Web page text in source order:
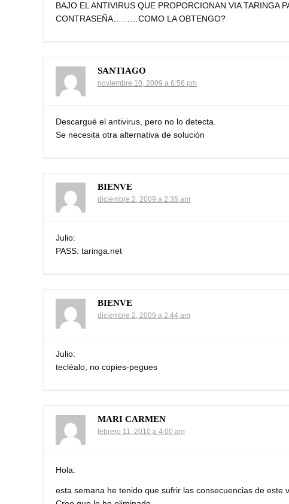
BAJO EL ANTIVIRUS QUE PROPORCIONAN VIA TARINGA
CONTRASEÑA………COMO LA OBTENGO?
SANTIAGO
noviembre 10, 2009 a 6:56 pm
Descargué el antivirus, pero no lo detecta.
Se necesita otra alternativa de solución
BIENVE
diciembre 2, 2009 a 2:35 am
Julio:
PASS: taringa.net
BIENVE
diciembre 2, 2009 a 2:44 am
Julio:
tecléalo, no copies-pegues
MARI CARMEN
febrero 11, 2010 a 4:00 am
Hola:
esta semana he tenido que sufrir las consecuencias de este